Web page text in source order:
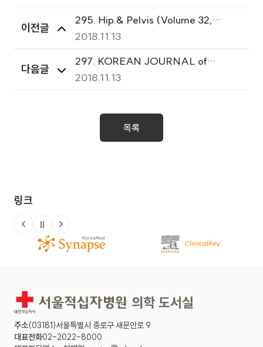
이전글
295. Hip & Pelvis (Volume 32,
Number 2, June 2020)
2018.11.13
다음글
297. KOREAN JOURNAL of
ANESTHESIOLOGY (2020 June,
2018.11.13
목록
링크
이전 슬라이드
정지
주소(03181)서울특별시 종로구 새문안로 9
대표전화02-2022-8000